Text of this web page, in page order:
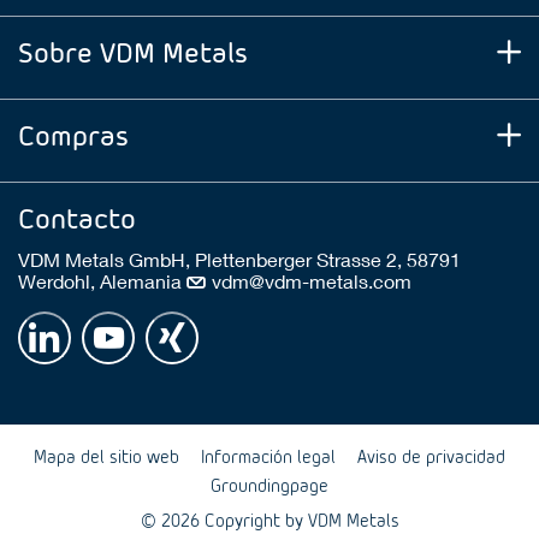
Sobre VDM Metals
Compras
Contacto
VDM Metals GmbH, Plettenberger Strasse 2, 58791
Werdohl, Alemania
vdm@vdm-metals.com
Mapa del sitio web Información legal
Aviso de privacidad
Groundingpage
© 2026 Copyright by VDM Metals